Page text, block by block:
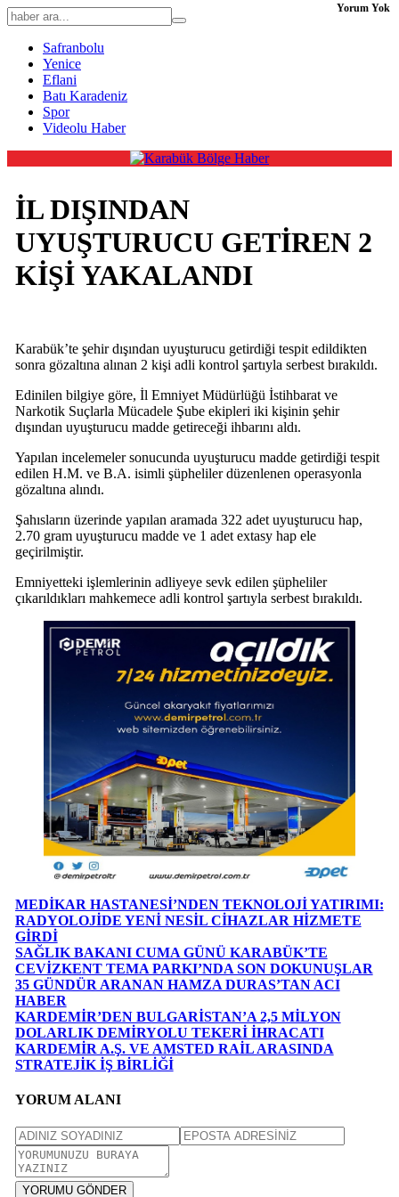
Safranbolu
Yenice
Eflani
Batı Karadeniz
Spor
Videolu Haber
İL DIŞINDAN
UYUŞTURUCU GETİREN 2
KİŞİ YAKALANDI
Karabük’te şehir dışından uyuşturucu getirdiği tespit edildikten
sonra gözaltına alınan 2 kişi adli kontrol şartıyla serbest bırakıldı.
Edinilen bilgiye göre, İl Emniyet Müdürlüğü İstihbarat ve
Narkotik Suçlarla Mücadele Şube ekipleri iki kişinin şehir
dışından uyuşturucu madde getireceği ihbarını aldı.
Yapılan incelemeler sonucunda uyuşturucu madde getirdiği tespit
edilen H.M. ve B.A. isimli şüpheliler düzenlenen operasyonla
gözaltına alındı.
Şahısların üzerinde yapılan aramada 322 adet uyuşturucu hap,
2.70 gram uyuşturucu madde ve 1 adet extasy hap ele
geçirilmiştir.
Emniyetteki işlemlerinin adliyeye sevk edilen şüpheliler
çıkarıldıkları mahkemece adli kontrol şartıyla serbest bırakıldı.
MEDİKAR HASTANESİ’NDEN TEKNOLOJİ YATIRIMI:
RADYOLOJİDE YENİ NESİL CİHAZLAR HİZMETE
GİRDİ
SAĞLIK BAKANI CUMA GÜNÜ KARABÜK’TE
CEVİZKENT TEMA PARKI’NDA SON DOKUNUŞLAR
35 GÜNDÜR ARANAN HAMZA DURAS’TAN ACI
HABER
KARDEMİR’DEN BULGARİSTAN’A 2,5 MİLYON
DOLARLIK DEMİRYOLU TEKERİ İHRACATI
KARDEMİR A.Ş. VE AMSTED RAİL ARASINDA
STRATEJİK İŞ BİRLİĞİ
YORUM ALANI
Yorum Yok
YORUMU GÖNDER